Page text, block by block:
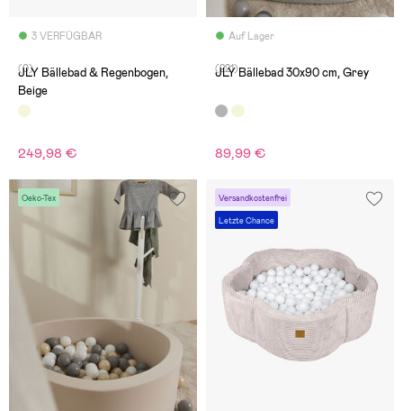
3 VERFÜGBAR
(0)
JLY Bällebad & Regenbogen,
Beige
249,98 €
Auf Lager
(221)
JLY Bällebad 30x90 cm, Grey
89,99 €
Oeko-Tex Versandkostenfrei
Letzte Chance